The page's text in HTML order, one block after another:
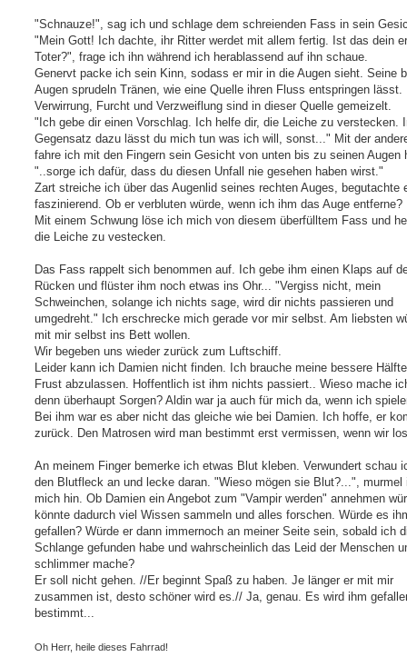
a
"Schnauze!", sag ich und schlage dem schreienden Fass in sein
"Mein Gott! Ich dachte, ihr Ritter werdet mit allem fertig. Ist das dein
Toter?", frage ich ihn während ich herablassend auf ihn schaue.
Genervt packe ich sein Kinn, sodass er mir in die Augen sieht. Seine
Augen sprudeln Tränen, wie eine Quelle ihren Fluss entspringen lässt.
Verwirrung, Furcht und Verzweiflung sind in dieser Quelle gemeizelt.
"Ich gebe dir einen Vorschlag. Ich helfe dir, die Leiche zu verstecken.
Gegensatz dazu lässt du mich tun was ich will, sonst..." Mit der
fahre ich mit den Fingern sein Gesicht von unten bis zu seinen Augen
"..sorge ich dafür, dass du diesen Unfall nie gesehen haben wirst."
Zart streiche ich über das Augenlid seines rechten Auges, begutachte
faszinierend. Ob er verbluten würde, wenn ich ihm das Auge entferne?
Mit einem Schwung löse ich mich von diesem überfülltem Fass und
die Leiche zu vestecken.
Das Fass rappelt sich benommen auf. Ich gebe ihm einen Klaps auf
Rücken und flüster ihm noch etwas ins Ohr... "Vergiss nicht, mein
Schweinchen, solange ich nichts sage, wird dir nichts passieren und
umgedreht." Ich erschrecke mich gerade vor mir selbst. Am liebsten
mit mir selbst ins Bett wollen.
Wir begeben uns wieder zurück zum Luftschiff.
Leider kann ich Damien nicht finden. Ich brauche meine bessere
Frust abzulassen. Hoffentlich ist ihm nichts passiert.. Wieso mache
denn überhaupt Sorgen? Aldin war ja auch für mich da, wenn ich
Bei ihm war es aber nicht das gleiche wie bei Damien. Ich hoffe, er
zurück. Den Matrosen wird man bestimmt erst vermissen, wenn wir
An meinem Finger bemerke ich etwas Blut kleben. Verwundert schau
den Blutfleck an und lecke daran. "Wieso mögen sie Blut?...", murmel
mich hin. Ob Damien ein Angebot zum "Vampir werden" annehmen
könnte dadurch viel Wissen sammeln und alles forschen. Würde es
gefallen? Würde er dann immernoch an meiner Seite sein, sobald ich
Schlange gefunden habe und wahrscheinlich das Leid der Menschen
schlimmer mache?
Er soll nicht gehen. //Er beginnt Spaß zu haben. Je länger er mit mir
zusammen ist, desto schöner wird es.// Ja, genau. Es wird ihm
bestimmt...
Oh Herr, heile dieses Fahrrad!